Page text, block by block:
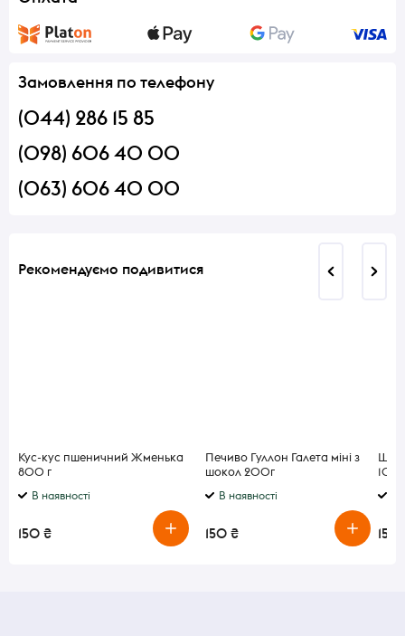
Замовлення по телефону
(044) 286 15 85
(098) 606 40 00
(063) 606 40 00
Рекомендуємо подивитися
Кус-кус пшеничний Жменька
800 г
В наявності
150 ₴
Печиво Гуллон Галета міні з
шокол 200г
В наявності
150 ₴
100г
150